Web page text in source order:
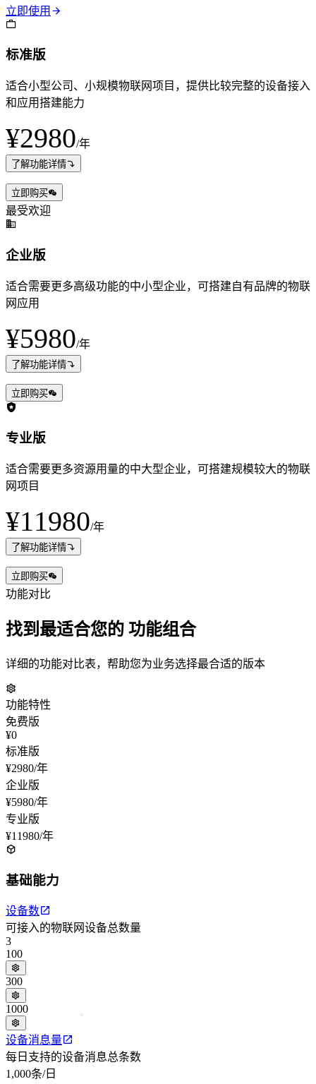
立即使用
标准版
适合小型公司、小规模物联网项目，提供比较完整的设备接入
和应用搭建能力
¥2980/年
了解功能详情
立即购买
最受欢迎
企业版
适合需要更多高级功能的中小型企业，可搭建自有品牌的物联
网应用
¥5980/年
了解功能详情
立即购买
专业版
适合需要更多资源用量的中大型企业，可搭建规模较大的物联
网项目
¥11980/年
了解功能详情
立即购买
功能对比
找到最适合您的 功能组合
详细的功能对比表，帮助您为业务选择最合适的版本
功能特性
免费版
¥0
标准版
¥2980/年
企业版
¥5980/年
专业版
¥11980/年
基础能力
设备数
可接入的物联网设备总数量
3
100
300
1000
设备消息量
每日支持的设备消息总条数
1,000条/日